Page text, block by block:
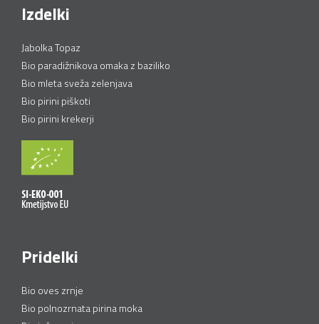
Izdelki
Jabolka Topaz
Bio paradižnikova omaka z baziliko
Bio mleta sveža zelenjava
Bio pirini piškoti
Bio pirini krekerji
Pridelki
Bio oves zrnje
Bio polnozrnata pirina moka